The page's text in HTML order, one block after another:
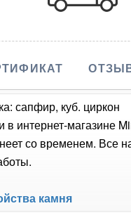
сапфир, куб. циркон
интернет-магазине
со временем.
камня